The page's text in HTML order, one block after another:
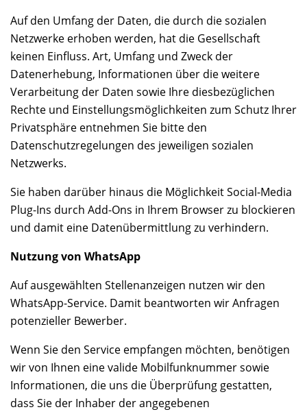
Auf den Umfang der Daten, die durch die sozialen
Netzwerke erhoben werden, hat die Gesellschaft
keinen Einfluss. Art, Umfang und Zweck der
Datenerhebung, Informationen über die weitere
Verarbeitung der Daten sowie Ihre diesbezüglichen
Rechte und Einstellungsmöglichkeiten zum Schutz Ihrer
Privatsphäre entnehmen Sie bitte den
Datenschutzregelungen des jeweiligen sozialen
Netzwerks.
Sie haben darüber hinaus die Möglichkeit Social-Media
Plug-Ins durch Add-Ons in Ihrem Browser zu blockieren
und damit eine Datenübermittlung zu verhindern.
Nutzung von WhatsApp
Auf ausgewählten Stellenanzeigen nutzen wir den
WhatsApp-Service. Damit beantworten wir Anfragen
potenzieller Bewerber.
Wenn Sie den Service empfangen möchten, benötigen
wir von Ihnen eine valide Mobilfunknummer sowie
Informationen, die uns die Überprüfung gestatten,
dass Sie der Inhaber der angegebenen